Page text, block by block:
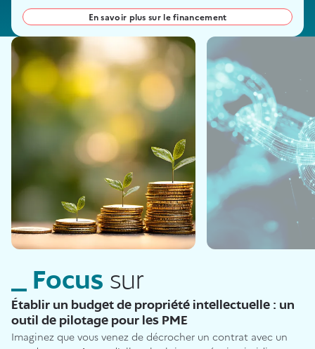
françaises à créer et à innover pendant les différentes phases de
En savoir plus sur le financement
Focus sur
Établir un budget de propriété intellectuelle : un
outil de pilotage pour les PME
Imaginez que vous venez de décrocher un contrat avec un